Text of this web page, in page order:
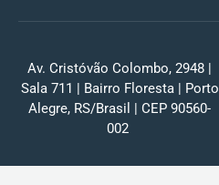
Av. Cristóvão Colombo, 2948 |
Sala 711 | Bairro Floresta | Porto
Alegre, RS/Brasil | CEP 90560-
002